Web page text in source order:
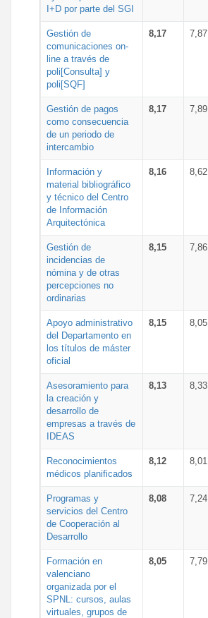
I+D por parte del SGI
Gestión de
comunicaciones on-
line a través de
poli[Consulta] y
poli[SQF]
8,17 7,87
Gestión de pagos
como consecuencia
de un periodo de
intercambio
8,17 7,89
Información y
material bibliográfico
y técnico del Centro
de Información
Arquitectónica
8,16 8,62
Gestión de
incidencias de
nómina y de otras
percepciones no
ordinarias
8,15 7,86
Apoyo administrativo
del Departamento en
los títulos de máster
oficial
8,15 8,05
Asesoramiento para
la creación y
desarrollo de
empresas a través de
IDEAS
8,13 8,33
Reconocimientos
médicos planificados
8,12 8,01
Programas y
servicios del Centro
de Cooperación al
Desarrollo
8,08 7,24
Formación en
valenciano
organizada por el
SPNL: cursos, aulas
virtuales, grupos de
8,05 7,79